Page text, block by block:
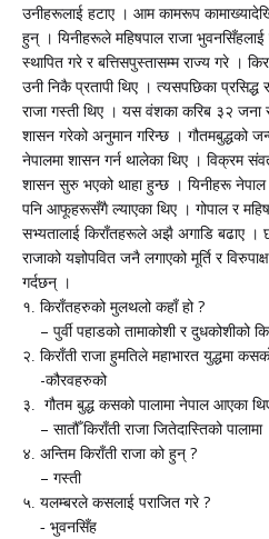
उनीहरूलाई हटाए । आम कामरूप
हुन् । यिनीहरूले महिषपाल राजा भुवनसिँहलाई
स्थापित गरे र बत्तिसपुस्तासम्म राज्य गरे ।
उनी निकै प्रतापी थिए । त्यसपछिका
राजा गस्ती थिए । यस वंशका करिब ३२ जना
शासन गरेको अनुमान गरिन्छ । गौतमबुद्धको
नेपालमा शासन गर्न थालेका थिए । विक्रम
शासन सुरु भएको थाहा हुन्छ । यिनीहरू नेपाल
पनि आफूहरूसँगै ल्याएका थिए । गोपाल र महिष
सभ्यतालाई किराँतहरूले अझै अगाडि बढाए ।
राजाको यज्ञोपवित जनै लगाएको मूर्ति र
गर्दछन् ।
१. किराँतहरुको मुलथलो कहाँ हो ?
– पुर्वी पहाडको तामाकोशी र दुधकोशीको
२. किराँती राजा हुमतिले महाभारत युद्धमा
-कौरवहरुको
३. गौतम बुद्ध कसको पालामा नेपाल आएका
– सातौँ किराँती राजा जितेदास्तिको पालामा
४. अन्तिम किराँती राजा को हुन् ?
– गस्ती
५. यलम्बरले कसलाई पराजित गरे ?
- भुवनसिँह